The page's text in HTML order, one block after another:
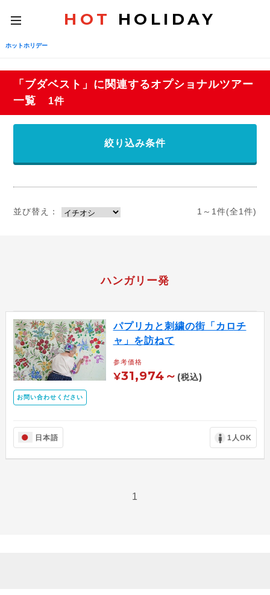
toggle
navigation
HOT HOLIDAY
ホットホリデー
「ブダベスト」に関連するオプショナルツアー
一覧
1件
絞り込み条件
並び替え： 1～1件(全1件)
ハンガリー発
お問い合わせください
パプリカと刺繍の街「カロチ
ャ」を訪ねて
参考価格
¥31,974～ (税込)
日本語 1人OK
1